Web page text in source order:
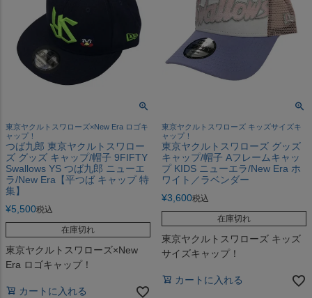
東京ヤクルトスワローズ×New Era ロゴキ
ャップ！
つば九郎 東京ヤクルトスワロー
ズ グッズ キャップ/帽子 9FIFTY
Swallows YS つば九郎 ニューエ
ラ/New Era【平つば キャップ 特
集】
¥5,500税込
在庫切れ
東京ヤクルトスワローズ×New
Era ロゴキャップ！
カートに入れる
東京ヤクルトスワローズ キッズサイズキ
ャップ！
東京ヤクルトスワローズ グッズ
キャップ/帽子 Aフレームキャッ
プ KIDS ニューエラ/New Era ホ
ワイト／ラベンダー
¥3,600税込
在庫切れ
東京ヤクルトスワローズ キッズ
サイズキャップ！
カートに入れる